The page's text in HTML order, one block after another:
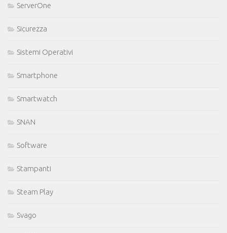
ServerOne
Sicurezza
Sistemi Operativi
Smartphone
Smartwatch
SNAN
Software
Stampanti
Steam Play
Svago